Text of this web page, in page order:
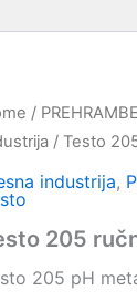
/
/ Testo
industrija,
205
205 pH